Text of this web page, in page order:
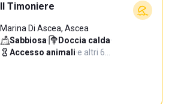
Il Timoniere
Marina Di Ascea, Ascea
Sabbiosa· Doccia calda·
Accesso animali·e altri 6…